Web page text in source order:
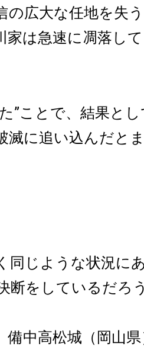
の広大な任地を失
家は急速に凋落し
”ことで、結果と
滅に追い込んだと
同じような状況に
断をしているだろ
備中高松城（岡山